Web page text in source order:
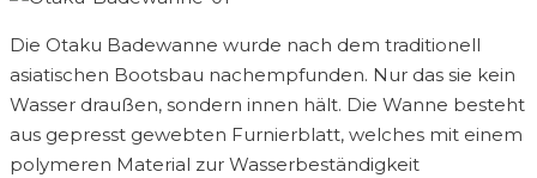
Die Otaku Badewanne wurde nach dem traditionell
asiatischen Bootsbau nachempfunden. Nur das sie kein
Wasser draußen, sondern innen hält. Die Wanne besteht
aus gepresst gewebten Furnierblatt, welches mit einem
polymeren Material zur Wasserbeständigkeit